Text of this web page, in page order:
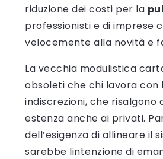
riduzione dei costi per la
professionisti e di imprese
velocemente alla novità e
La vecchia modulistica
obsoleti che chi lavora con
indiscrezioni, che
estenza anche ai privati.
dell’esigenza di allineare il
sarebbe lintenzione di